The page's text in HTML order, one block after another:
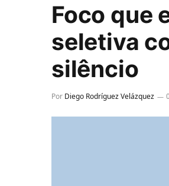
Foco que
seletiva
silêncio
Por Diego Rodríguez Velázquez